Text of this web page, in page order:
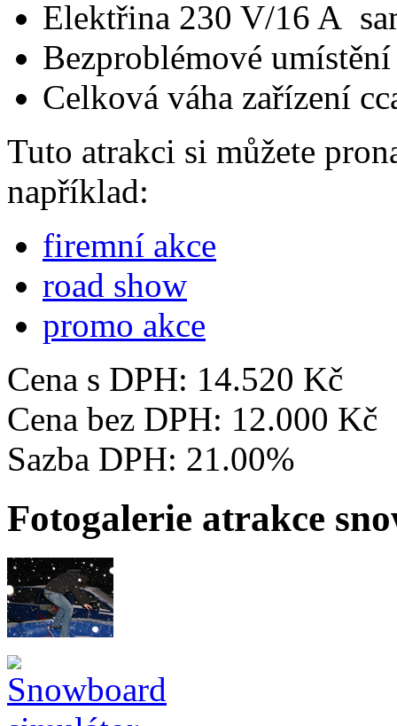
Elektřina 230 V/16 A
Bezproblémové
Celková váha zařízení
Tuto atrakci si můžete
například:
firemní akce
road show
promo akce
Cena s DPH: 14.520 Kč
Cena bez DPH: 12.000 Kč
Sazba DPH: 21.00%
Fotogalerie atrakce